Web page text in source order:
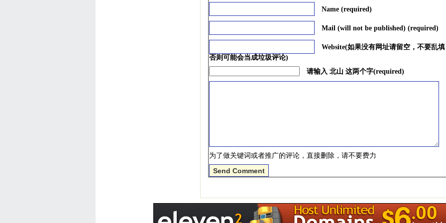
Name (required)
Mail (will not be published) (required)
Website(如果没有网址请留空，不要乱
否则可能会当成垃圾评论)
请输入 北山 这两个字(required)
为了做关键词或者推广的评论，直接删除，请不要费力